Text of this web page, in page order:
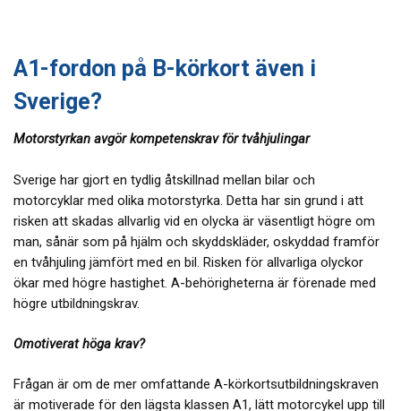
A1-fordon på B-körkort även i
Sverige?
Motorstyrkan avgör kompetenskrav för tvåhjulingar
Sverige har gjort en tydlig åtskillnad mellan bilar och
motorcyklar med olika motorstyrka. Detta har sin grund i att
risken att skadas allvarlig vid en olycka är väsentligt högre om
man, sånär som på hjälm och skyddskläder, oskyddad framför
en tvåhjuling jämfört med en bil. Risken för allvarliga olyckor
ökar med högre hastighet. A-behörigheterna är förenade med
högre utbildningskrav.
Omotiverat höga krav?
Frågan är om de mer omfattande A-körkortsutbildningskraven
är motiverade för den lägsta klassen A1, lätt motorcykel upp till